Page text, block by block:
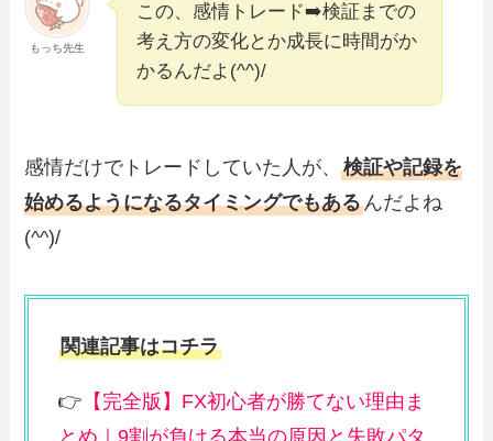
もっち先生
この、感情トレード➡️検証までの
考え方の変化とか成長に時間がか
かるんだよ(^^)/
感情だけでトレードしていた人が、検証や記録を
始めるようになるタイミングでもあるんだよね
(^^)/
関連記事はコチラ
👉 【完全版】FX初心者が勝てない理由ま
とめ｜9割が負ける本当の原因と失敗パタ